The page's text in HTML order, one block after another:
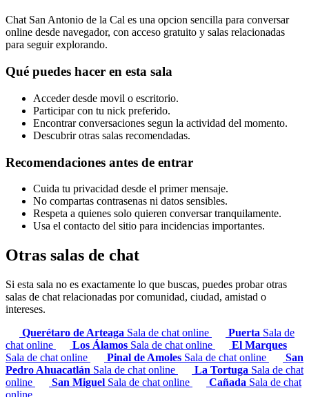
Chat San Antonio de la Cal es una opcion sencilla para conversar
online desde navegador, con acceso gratuito y salas relacionadas
para seguir explorando.
Qué puedes hacer en esta sala
Acceder desde movil o escritorio.
Participar con tu nick preferido.
Encontrar conversaciones segun la actividad del momento.
Descubrir otras salas recomendadas.
Recomendaciones antes de entrar
Cuida tu privacidad desde el primer mensaje.
No compartas contrasenas ni datos sensibles.
Respeta a quienes solo quieren conversar tranquilamente.
Usa el contacto del sitio para incidencias importantes.
Otras salas de chat
Si esta sala no es exactamente lo que buscas, puedes probar otras
salas de chat relacionadas por comunidad, ciudad, amistad o
intereses.
Querétaro de Arteaga Sala de chat online Puerta Sala de
chat online
Los Álamos Sala de chat online
El Marques
Sala de chat online
Pinal de Amoles Sala de chat online
San
Pedro Ahuacatlán Sala de chat online La Tortuga Sala de chat
online
San Miguel Sala de chat online Cañada Sala de chat